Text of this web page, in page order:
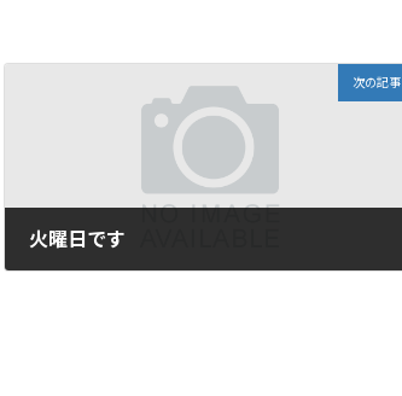
次の記事
火曜日です